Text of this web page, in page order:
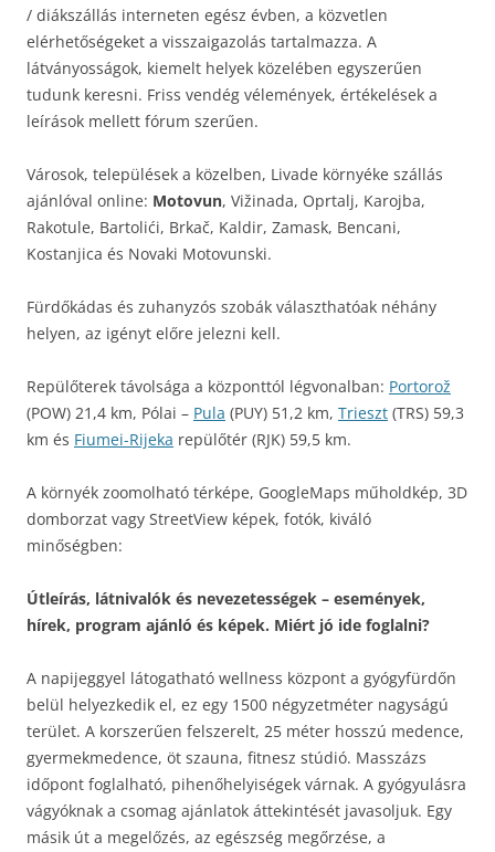
/ diákszállás interneten egész évben, a közvetlen
elérhetőségeket a visszaigazolás tartalmazza. A
látványosságok, kiemelt helyek közelében egyszerűen
tudunk keresni. Friss vendég vélemények, értékelések a
leírások mellett fórum szerűen.
Városok, települések a közelben, Livade környéke szállás
ajánlóval online: Motovun, Vižinada, Oprtalj, Karojba,
Rakotule, Bartolići, Brkač, Kaldir, Zamask, Bencani,
Kostanjica és Novaki Motovunski.
Fürdőkádas és zuhanyzós szobák választhatóak néhány
helyen, az igényt előre jelezni kell.
Repülőterek távolsága a központtól légvonalban: Portorož
(POW) 21,4 km, Pólai – Pula (PUY) 51,2 km, Trieszt (TRS) 59,3
km és Fiumei-Rijeka repülőtér (RJK) 59,5 km.
A környék zoomolható térképe, GoogleMaps műholdkép, 3D
domborzat vagy StreetView képek, fotók, kiváló
minőségben:
Útleírás, látnivalók és nevezetességek – események,
hírek, program ajánló és képek. Miért jó ide foglalni?
A napijeggyel látogatható wellness központ a gyógyfürdőn
belül helyezkedik el, ez egy 1500 négyzetméter nagyságú
terület. A korszerűen felszerelt, 25 méter hosszú medence,
gyermekmedence, öt szauna, fitnesz stúdió. Masszázs
időpont foglalható, pihenőhelyiségek várnak. A gyógyulásra
vágyóknak a csomag ajánlatok áttekintését javasoljuk. Egy
másik út a megelőzés, az egészség megőrzése, a